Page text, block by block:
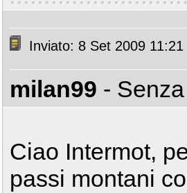
Inviato: 8 Set 2009 11:21
milan99 -
Ciao Intermot,
passi montani